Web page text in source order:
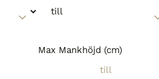
Max Mankhöjd (cm)